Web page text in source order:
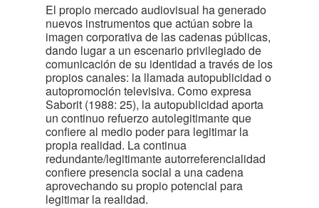
El propio mercado audiovisual ha generado
nuevos instrumentos que actúan sobre la
imagen corporativa de las cadenas públicas,
dando lugar a un escenario privilegiado de
comunicación de su identidad a través de los
propios canales: la llamada autopublicidad o
autopromoción televisiva. Como expresa
Saborit (1988: 25), la autopublicidad aporta
un continuo refuerzo autolegitimante que
confiere al medio poder para legitimar la
propia realidad. La continua
redundante/legitimante autorreferencialidad
confiere presencia social a una cadena
aprovechando su propio potencial para
legitimar la realidad.